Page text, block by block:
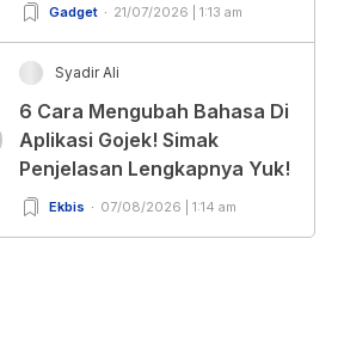
Gadget 21/07/2026 | 1:13 am
Syadir Ali
6 Cara Mengubah Bahasa Di
Aplikasi Gojek! Simak
Penjelasan Lengkapnya Yuk!
Ekbis 07/08/2026 | 1:14 am